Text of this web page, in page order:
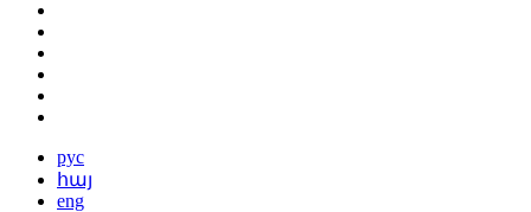
рус
հայ
eng